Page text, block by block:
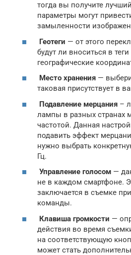
тогда вы получите
параметры могут
замыленности
Геотеги — от этого
будут ли вноситься в
географические
Место хранения —
таковая присутствует в
Подавление мерцания –
лампы в разных странах
частотой. Данная
подавить эффект
нужно выбрать
Гц.
Управление голосом —
не в каждом смартфоне.
заключается в съемке
команды.
Клавиша громкости —
действия во время
на соответствующую
может стать